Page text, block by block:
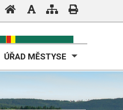
ÚŘAD MĚSTYSE